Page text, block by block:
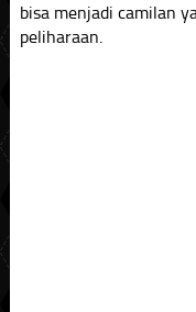
bisa menjadi camilan
peliharaan.